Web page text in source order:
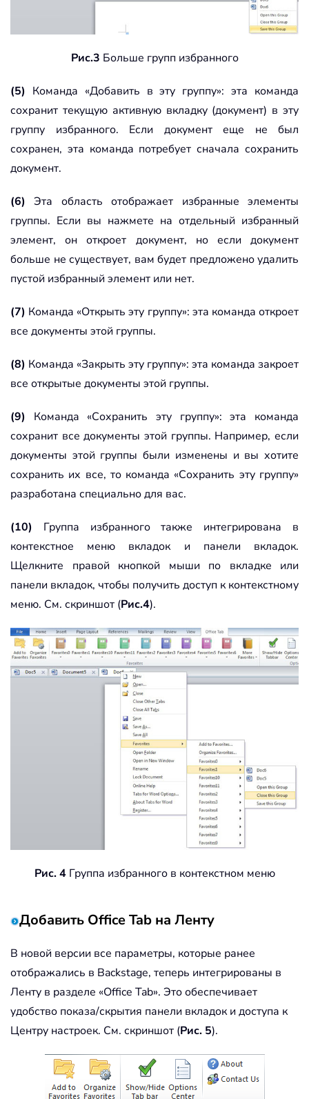
Рис.3 Больше групп избранного
(5) Команда «Добавить в эту группу»: эта команда
сохранит текущую активную вкладку (документ) в эту
группу избранного. Если документ еще не был
сохранен, эта команда потребует сначала сохранить
документ.
(6) Эта область отображает избранные элементы
группы. Если вы нажмете на отдельный избранный
элемент, он откроет документ, но если документ
больше не существует, вам будет предложено удалить
пустой избранный элемент или нет.
(7) Команда «Открыть эту группу»: эта команда откроет
все документы этой группы.
(8) Команда «Закрыть эту группу»: эта команда закроет
все открытые документы этой группы.
(9) Команда «Сохранить эту группу»: эта команда
сохранит все документы этой группы. Например, если
документы этой группы были изменены и вы хотите
сохранить их все, то команда «Сохранить эту группу»
разработана специально для вас.
(10) Группа избранного также интегрирована в
контекстное меню вкладок и панели вкладок.
Щелкните правой кнопкой мыши по вкладке или
панели вкладок, чтобы получить доступ к контекстному
меню. См. скриншот (Рис.4).
Рис. 4Группа избранного в контекстном меню
Добавить Office Tab на Ленту
В новой версии все параметры, которые ранее
отображались в Backstage, теперь интегрированы в
Ленту в разделе «Office Tab». Это обеспечивает
удобство показа/скрытия панели вкладок и доступа к
Центру настроек. См. скриншот (Рис. 5).